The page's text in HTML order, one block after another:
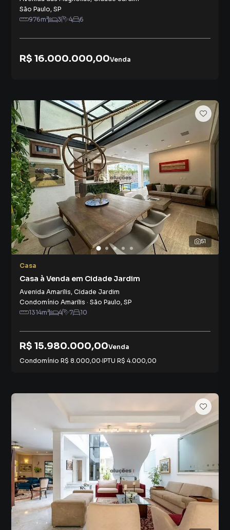
São Paulo, SP
976m² 3 4 6
R$ 16.000.000,00Venda
51
Casa
Casa à Venda em Cidade Jardim
Avenida Amarilis, Cidade Jardim
Condomínio Amarilis · São Paulo, SP
1314m² 4 7 10
R$ 15.980.000,00Venda
Condomínio R$ 8.000,00·IPTU R$ 4.000,00